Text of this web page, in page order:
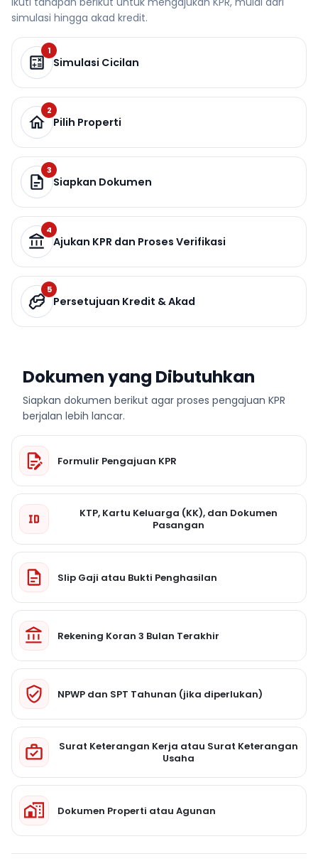
simulasi hingga akad kredit.
1
Simulasi Cicilan
2
Pilih Properti
3
Siapkan Dokumen
4
Ajukan KPR dan Proses Verifikasi
5
Persetujuan Kredit & Akad
Dokumen yang Dibutuhkan
Siapkan dokumen berikut agar proses pengajuan KPR
berjalan lebih lancar.
Formulir Pengajuan KPR
KTP, Kartu Keluarga (KK), dan Dokumen
Pasangan
Slip Gaji atau Bukti Penghasilan
Rekening Koran 3 Bulan Terakhir
NPWP dan SPT Tahunan (jika diperlukan)
Surat Keterangan Kerja atau Surat Keterangan
Usaha
Dokumen Properti atau Agunan